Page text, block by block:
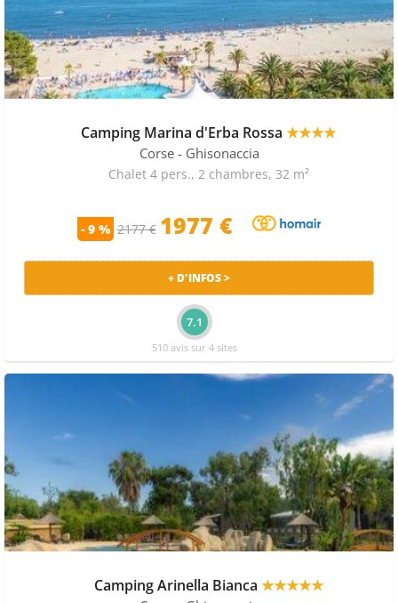
Camping Marina d'Erba Rossa ★★★★
Corse - Ghisonaccia
Chalet 4 pers., 2 chambres, 32 m²
- 9 % 2177 € 1977 €
+ D'INFOS >
7.1
510 avis sur 4 sites
Camping Arinella Bianca ★★★★★